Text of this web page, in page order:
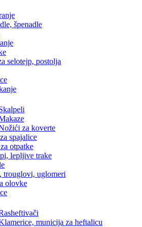
špenadle
selotejp, postolja
za koverte
spajalice
otpatke
lepljive trake
trouglovi, uglomeri
olovke
municija za heftalicu